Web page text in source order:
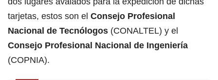
tarjetas, estos son el Consejo Profesional
Nacional de Tecnólogos (CONALTEL) y el
Consejo Profesional Nacional de Ingeniería
(COPNIA).